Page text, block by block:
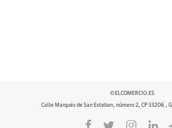
©ELCOMERCIO.ES
Calle Marqués de San Esteban, número 2, CP 33206 ,